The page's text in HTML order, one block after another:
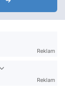
Reklam
Reklam